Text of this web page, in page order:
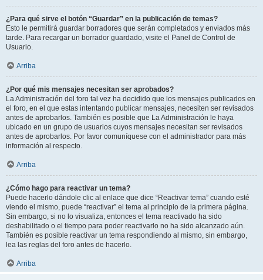
¿Para qué sirve el botón “Guardar” en la publicación de temas?
Esto le permitirá guardar borradores que serán completados y enviados más
tarde. Para recargar un borrador guardado, visite el Panel de Control de
Usuario.
Arriba
¿Por qué mis mensajes necesitan ser aprobados?
La Administración del foro tal vez ha decidido que los mensajes publicados en
el foro, en el que estas intentando publicar mensajes, necesiten ser revisados
antes de aprobarlos. También es posible que La Administración le haya
ubicado en un grupo de usuarios cuyos mensajes necesitan ser revisados
antes de aprobarlos. Por favor comuníquese con el administrador para más
información al respecto.
Arriba
¿Cómo hago para reactivar un tema?
Puede hacerlo dándole clic al enlace que dice “Reactivar tema” cuando esté
viendo el mismo, puede “reactivar” el tema al principio de la primera página.
Sin embargo, si no lo visualiza, entonces el tema reactivado ha sido
deshabilitado o el tiempo para poder reactivarlo no ha sido alcanzado aún.
También es posible reactivar un tema respondiendo al mismo, sin embargo,
lea las reglas del foro antes de hacerlo.
Arriba